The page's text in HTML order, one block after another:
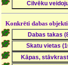
Konkrēti dabas objekti